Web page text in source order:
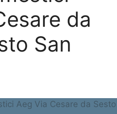
da
San